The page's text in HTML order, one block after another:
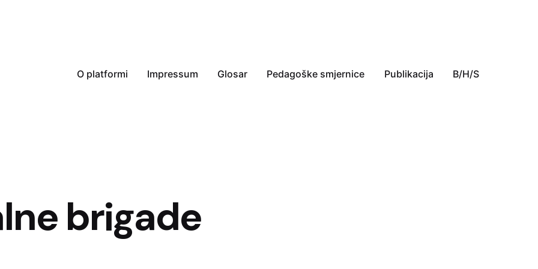
O platformi Impressum Glosar Pedagoške smjernice Publikacija B/H/S
brigade